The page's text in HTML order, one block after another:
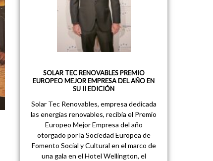
SOLAR TEC RENOVABLES PREMIO
EUROPEO MEJOR EMPRESA DEL AÑO EN
SU II EDICIÓN
Solar Tec Renovables, empresa dedicada
las energías renovables, recibía el Premio
Europeo Mejor Empresa del año
otorgado por la Sociedad Europea de
Fomento Social y Cultural en el marco de
una gala en el Hotel Wellington, el